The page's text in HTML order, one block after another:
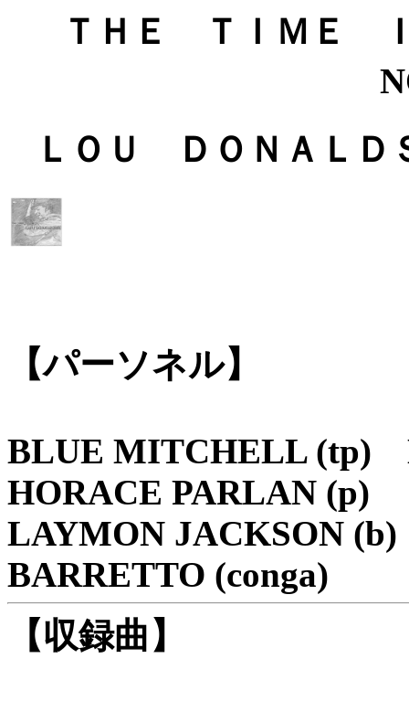
ＴＨＥ ＴＩＭＥ
ＬＯＵ ＤＯＮＡＬＤ
【パーソネル】
BLUE MITCHELL (tp)
HORACE PARLAN (p)
LAYMON JACKSON (b)
BARRETTO (conga)
【収録曲】